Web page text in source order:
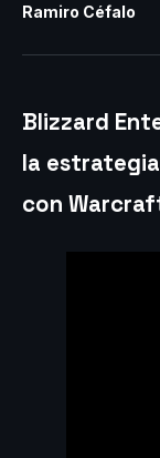
Ramiro Céfalo
Blizzard
la
con